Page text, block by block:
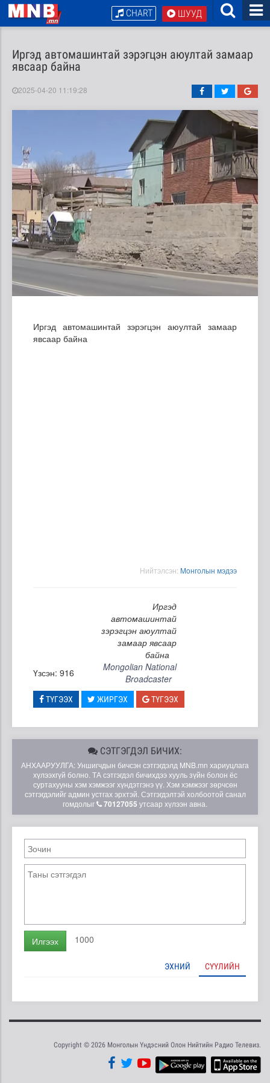
ШУУД
CHART
Иргэд автомашинтай зэрэгцэн аюултай замаар
явсаар байна
2025-04-20 11:19:28
Иргэд автомашинтай зэрэгцэн аюултай замаар
явсаар байна
Нийтэлсэн: Moнголын мэдээ
Иргэд
автомашинтай
зэрэгцэн аюултай
замаар явсаар
байна
Үзсэн: 916
Mongolian National
Broadcaster
ТҮГЭЭХ ЖИРГЭХ ТҮГЭЭХ
СЭТГЭГДЭЛ БИЧИХ:
АНХААРУУЛГА: Уншигчдын бичсэн сэтгэгдэлд MNB.mn хариуцлага
хүлээхгүй болно. ТА сэтгэгдэл бичихдээ хууль зүйн болон ёс
суртахууны хэм хэмжээг хүндэтгэнэ үү. Хэм хэмжээг зөрчсөн
сэтгэгдэлийг админ устгах эрхтэй. Сэтгэгдэлтэй холбоотой санал
гомдолыг
70127055 утсаар хүлээн авна.
Илгээх 1000
ЭХНИЙ СҮҮЛИЙН
Copyright © 2026 Монголын Үндэсний Олон Нийтийн Радио Телевиз.